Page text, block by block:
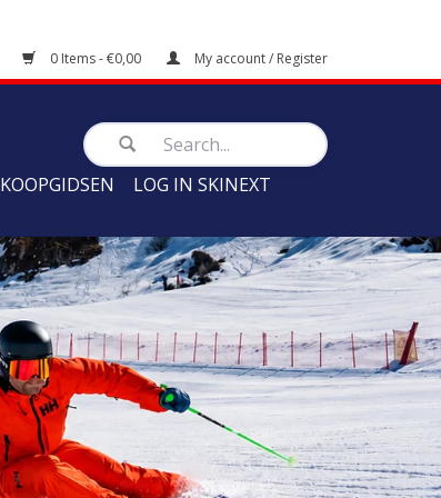
0 Items - €0,00 My account / Register
KOOPGIDSEN LOG IN SKINEXT